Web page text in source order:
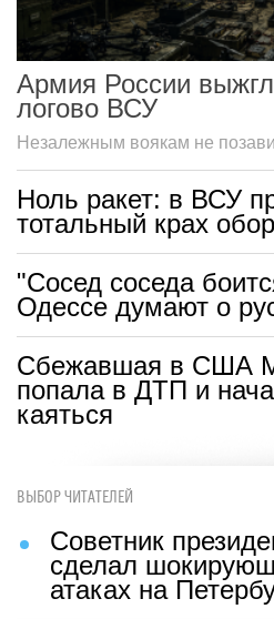
Армия России
логово ВСУ
Незалежным воякам не
Ноль ракет: в ВСУ
тотальный крах
"Сосед соседа
Одессе думают о
Сбежавшая в США
попала в ДТП и
каяться
ВЫБОР ЧИТАТЕЛЕЙ
Советник
сделал
атаках на